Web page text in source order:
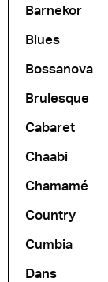
Barnekor
Blues
Bossanova
Brulesque
Cabaret
Chaabi
Chamamé
Country
Cumbia
Dans